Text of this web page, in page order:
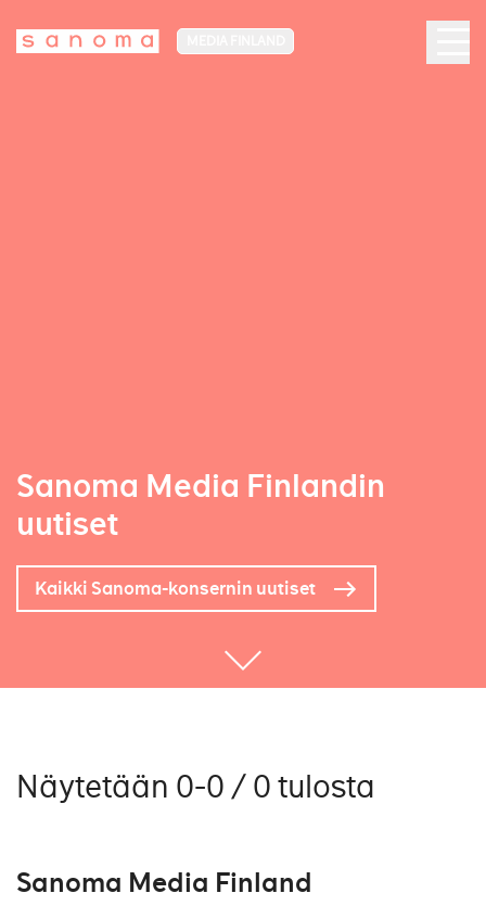
Sanoma Media Finlandin
uutiset
Kaikki Sanoma-konsernin uutiset
Näytetään 0-0 / 0 tulosta
Sanoma Media Finland